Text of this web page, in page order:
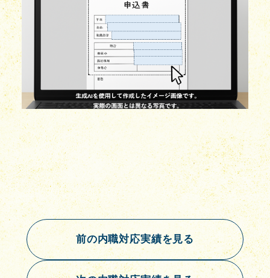
前の内職対応実績を見る